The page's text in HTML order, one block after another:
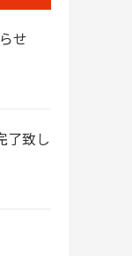
せ
了致し